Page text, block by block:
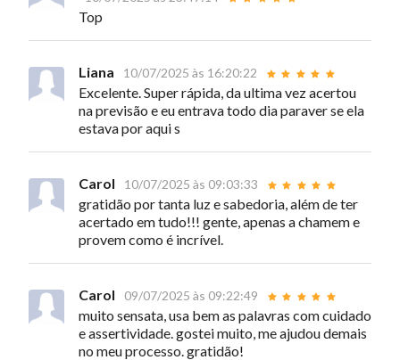
Top
Liana 10/07/2025 às 16:20:22
Excelente. Super rápida, da ultima vez acertou
na previsão e eu entrava todo dia paraver se ela
estava por aqui s
Carol 10/07/2025 às 09:03:33
gratidão por tanta luz e sabedoria, além de ter
acertado em tudo!!! gente, apenas a chamem e
provem como é incrível.
Carol 09/07/2025 às 09:22:49
muito sensata, usa bem as palavras com cuidado
e assertividade. gostei muito, me ajudou demais
no meu processo. gratidão!